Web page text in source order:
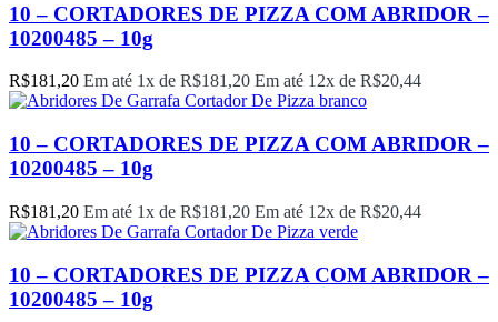
10 – CORTADORES DE PIZZA COM ABRIDOR –
10200485 – 10g
R$181,20 Em até 1x de R$181,20 Em até 12x de R$20,44
10 – CORTADORES DE PIZZA COM ABRIDOR –
10200485 – 10g
R$181,20 Em até 1x de R$181,20 Em até 12x de R$20,44
10 – CORTADORES DE PIZZA COM ABRIDOR –
10200485 – 10g